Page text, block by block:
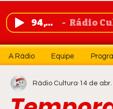
94,7 FM Rádio
A Rádio Equipe
Rádio Cultura 14 de